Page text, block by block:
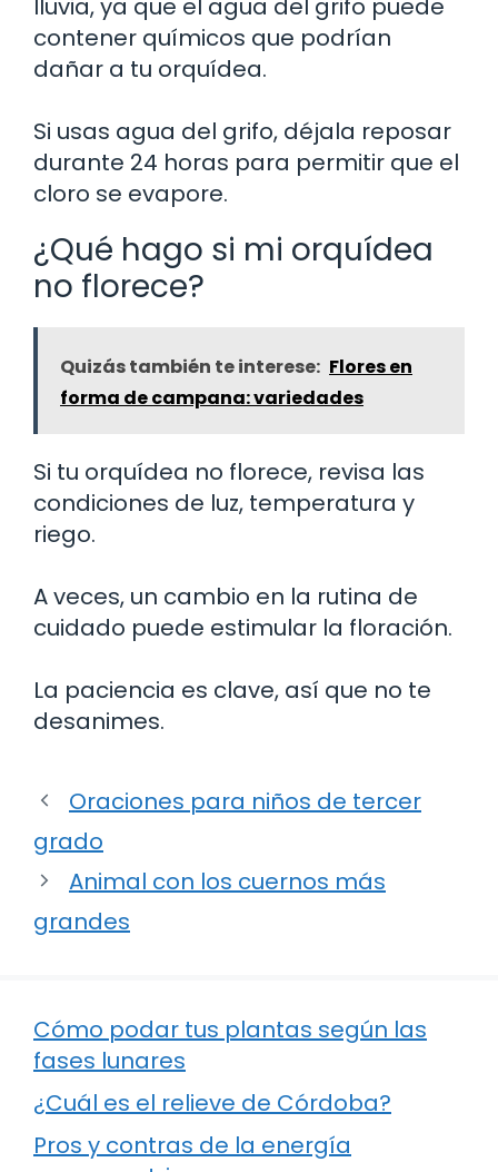
lluvia, ya que el agua del grifo puede
contener químicos que podrían
dañar a tu orquídea.
Si usas agua del grifo, déjala reposar
durante 24 horas para permitir que el
cloro se evapore.
¿Qué hago si mi orquídea
no florece?
Quizás también te interese: Flores en
forma de campana: variedades
Si tu orquídea no florece, revisa las
condiciones de luz, temperatura y
riego.
A veces, un cambio en la rutina de
cuidado puede estimular la floración.
La paciencia es clave, así que no te
desanimes.
Oraciones para niños de tercer
grado
Animal con los cuernos más
grandes
Cómo podar tus plantas según las
fases lunares
¿Cuál es el relieve de Córdoba?
Pros y contras de la energía